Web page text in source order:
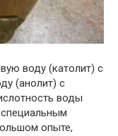
воду (католит) с
(анолит) с
воды
опыте,